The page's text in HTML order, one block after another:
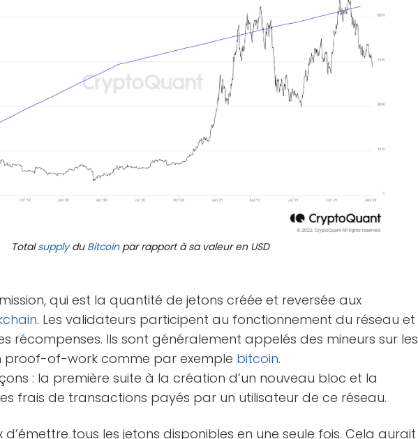
Totalsupplydu Bitcoinpar rapport à sa valeur en USD
qui est la quantité de jetons créée et reversée aux
. Les validateurs participent au fonctionnement du réseau et
récompenses. Ils sont généralement appelés des mineurs sur les
proof-of-work comme par exemple bitcoin.
: la première suite à la création d’un nouveau bloc et la
frais de transactions payés par un utilisateur de ce réseau.
tous les jetons disponibles en une seule fois. Cela aurait